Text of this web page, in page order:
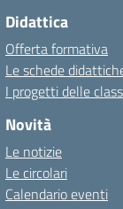
Didattica
Offerta formativa
Le schede
I progetti delle
Novità
Le notizie
Le circolari
Calendario eventi